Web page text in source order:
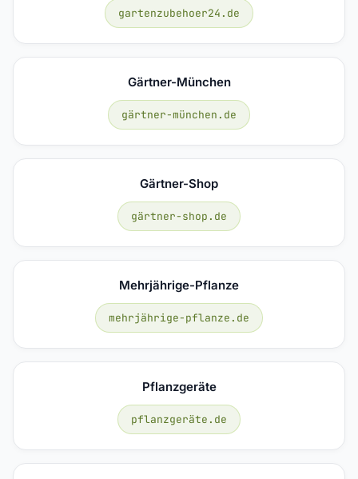
gartenzubehoer24.de
Gärtner-München
gärtner-münchen.de
Gärtner-Shop
gärtner-shop.de
Mehrjährige-Pflanze
mehrjährige-pflanze.de
Pflanzgeräte
pflanzgeräte.de